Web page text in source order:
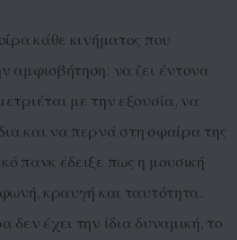
κάθε κινήματος που
αμφισβήτηση: να ζει έντονα
με την εξουσία, να
και να περνά στη σφαίρα της
πανκ έδειξε πως η μουσική
κραυγή και ταυτότητα.
δεν έχει την ίδια δυναμική, το